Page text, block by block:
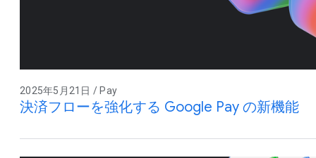
2025年5月21日 / Pay
決済フローを強化する Google Pay の新機能